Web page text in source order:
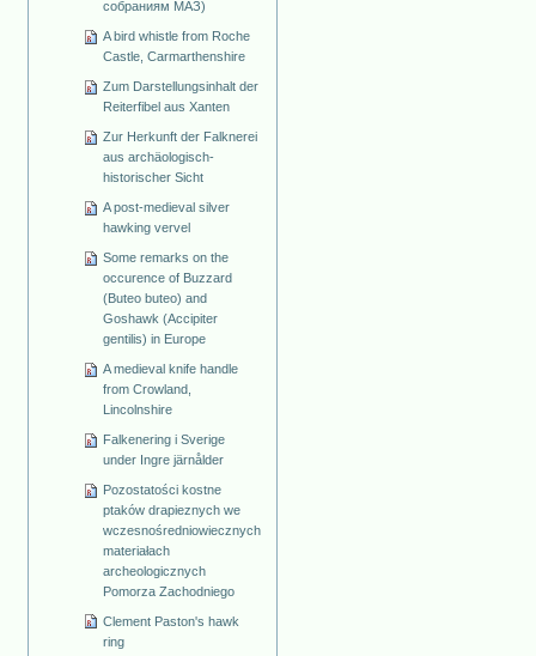
собраниям МАЗ)
A bird whistle from Roche
Castle, Carmarthenshire
Zum Darstellungsinhalt der
Reiterfibel aus Xanten
Zur Herkunft der Falknerei
aus archäologisch-
historischer Sicht
A post-medieval silver
hawking vervel
Some remarks on the
occurence of Buzzard
(Buteo buteo) and
Goshawk (Accipiter
gentilis) in Europe
A medieval knife handle
from Crowland,
Lincolnshire
Falkenering i Sverige
under Ingre järnålder
Pozostatości kostne
ptaków drapieznych we
wczesnośredniowiecznych
materiałach
archeologicznych
Pomorza Zachodniego
Clement Paston's hawk
ring